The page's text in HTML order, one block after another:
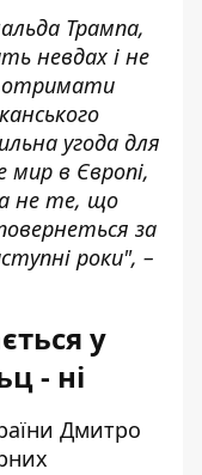
Трампа,
невдах і не
отримати
угода для
мир в Європі,
а не те, що
за
роки", –
у
- ні
Дмитро